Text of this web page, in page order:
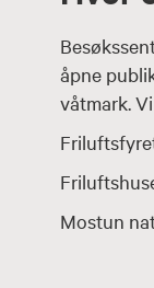
åpne
våtmark.
Mostun